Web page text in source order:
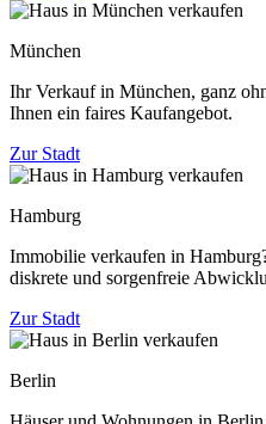
München
Ihr Verkauf in München, ganz
Ihnen ein faires Kaufangebot.
Zur Stadt
Hamburg
Immobilie verkaufen in
diskrete und sorgenfreie
Zur Stadt
Berlin